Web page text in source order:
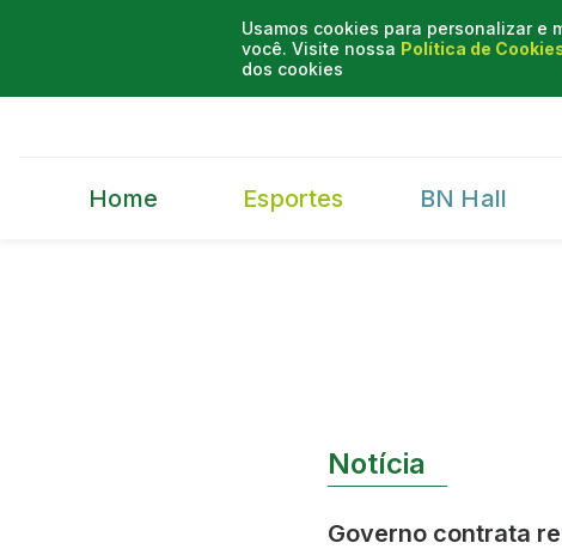
Usamos cookies para personalizar e
você. Visite nossa Política de
dos cookies
Home Esportes BN Hall
Notícia
Governo contrata